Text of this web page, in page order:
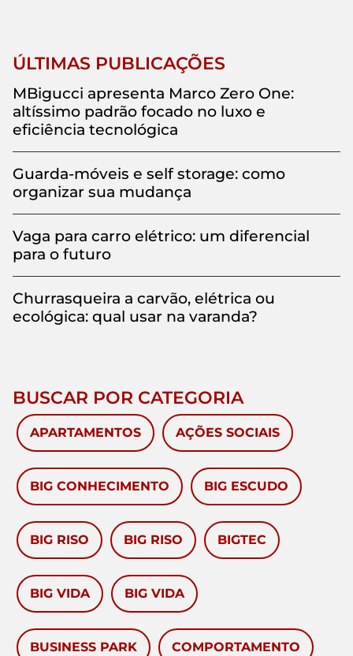
ÚLTIMAS PUBLICAÇÕES
MBigucci apresenta Marco Zero One:
altíssimo padrão focado no luxo e
eficiência tecnológica
Guarda-móveis e self storage: como
organizar sua mudança
Vaga para carro elétrico: um diferencial
para o futuro
Churrasqueira a carvão, elétrica ou
ecológica: qual usar na varanda?
BUSCAR POR CATEGORIA
APARTAMENTOS AÇÕES SOCIAIS
BIG CONHECIMENTO BIG ESCUDO
BIG RISO BIG RISO BIGTEC
BIG VIDA BIG VIDA
BUSINESS PARK COMPORTAMENTO